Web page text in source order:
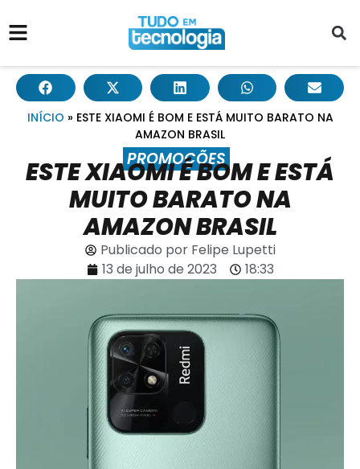
INÍCIO » ESTE XIAOMI É BOM E ESTÁ MUITO BARATO NA
AMAZON BRASIL
PROMOÇÕES
ESTE XIAOMI É BOM E ESTÁ
MUITO BARATO NA
AMAZON BRASIL
Publicado porFelipe Lupetti
13 de julho de 2023
18:33